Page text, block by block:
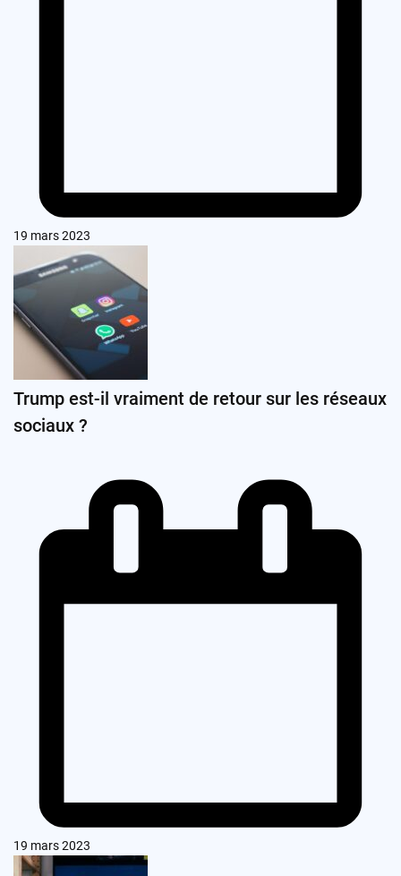
19 mars 2023
Trump est-il vraiment de retour sur les réseaux
sociaux ?
19 mars 2023